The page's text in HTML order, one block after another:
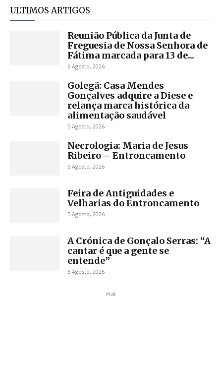
ULTIMOS ARTIGOS
Reunião Pública da Junta de
Freguesia de Nossa Senhora de
Fátima marcada para 13 de...
6 Agosto, 2026
Golegã: Casa Mendes
Gonçalves adquire a Diese e
relança marca histórica da
alimentação saudável
5 Agosto, 2026
Necrologia: Maria de Jesus
Ribeiro – Entroncamento
5 Agosto, 2026
Feira de Antiguidades e
Velharias do Entroncamento
5 Agosto, 2026
A Crónica de Gonçalo Serras: “A
cantar é que a gente se
entende”
5 Agosto, 2026
PUB